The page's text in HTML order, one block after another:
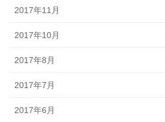
2017年11月
2017年10月
2017年8月
2017年7月
2017年6月